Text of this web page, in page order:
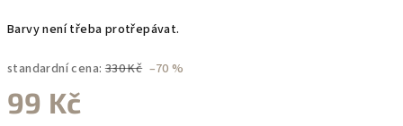
Barvy není třeba protřepávat.
standardní cena: 330 Kč –70 %
99 Kč